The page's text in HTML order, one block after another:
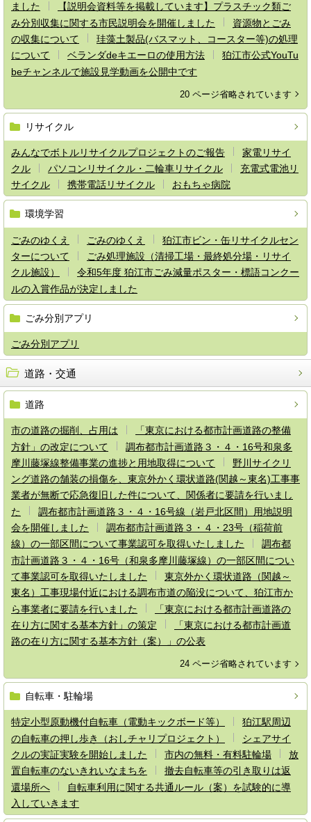
ました
【説明会資料等を掲載しています】プラスチック類ご
み分別収集に関する市民説明会を開催しました
資源物とごみ
の収集について
珪藻土製品(バスマット、コースター等)の処理
について
ベランダdeキエーロの使用方法
狛江市公式YouTu
beチャンネルで施設見学動画を公開中です
20 ページ省略されています
リサイクル
みんなでボトルリサイクルプロジェクトのご報告
家電リサイ
クル
パソコンリサイクル・二輪車リサイクル
充電式電池リ
サイクル
携帯電話リサイクル おもちゃ病院
環境学習
ごみのゆくえ ごみのゆくえ
狛江市ビン・缶リサイクルセン
ターについて
ごみ処理施設（清掃工場・最終処分場・リサイ
クル施設）
令和5年度 狛江市ごみ減量ポスター・標語コンクー
ルの入賞作品が決定しました
ごみ分別アプリ
ごみ分別アプリ
道路・交通
道路
市の道路の掘削、占用は
「東京における都市計画道路の整備
方針」の改定について
調布都市計画道路３・４・16号和泉多
摩川藤塚線整備事業の進捗と用地取得について
野川サイクリ
ング道路の舗装の損傷を、東京外かく環状道路(関越～東名)工事事
業者が無断で応急復旧した件について、関係者に要請を行いまし
た
調布都市計画道路３・４・16号線（岩戸北区間）用地説明
会を開催しました
調布都市計画道路３・４・23号（稲荷前
線）の一部区間について事業認可を取得いたしました
調布都
市計画道路３・４・16号（和泉多摩川藤塚線）の一部区間につい
て事業認可を取得いたしました
東京外かく環状道路（関越～
東名）工事現場付近における調布市道の陥没について、狛江市か
ら事業者に要請を行いました
「東京における都市計画道路の
在り方に関する基本方針」の策定
「東京における都市計画道
路の在り方に関する基本方針（案）」の公表
24 ページ省略されています
自転車・駐輪場
特定小型原動機付自転車（電動キックボード等）
狛江駅周辺
の自転車の押し歩き（おしチャリプロジェクト）
シェアサイ
クルの実証実験を開始しました
市内の無料・有料駐輪場
放
置自転車のないきれいなまちを
撤去自転車等の引き取りは返
還場所へ
自転車利用に関する共通ルール（案）を試験的に導
入していきます